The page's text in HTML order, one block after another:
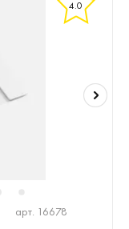
4.0
арт. 16678